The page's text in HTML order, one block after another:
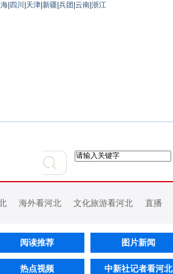
四川 天津 新疆 兵团 云南 浙江
海外看河北 文化旅游看河北 直播
阅读推荐 图片新闻
热点视频 中新社记者看河北